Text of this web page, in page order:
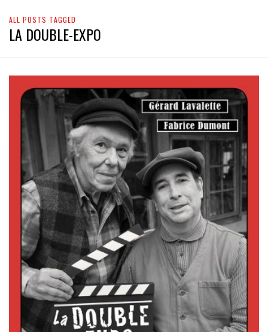
ALL POSTS TAGGED
LA DOUBLE-EXPO